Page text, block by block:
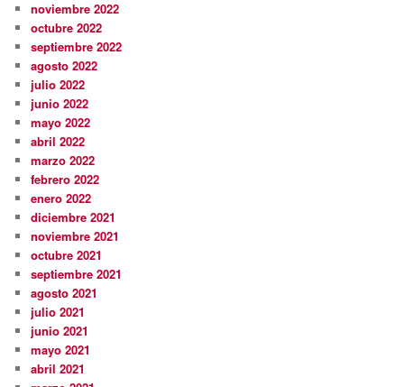
noviembre 2022
octubre 2022
septiembre 2022
agosto 2022
julio 2022
junio 2022
mayo 2022
abril 2022
marzo 2022
febrero 2022
enero 2022
diciembre 2021
noviembre 2021
octubre 2021
septiembre 2021
agosto 2021
julio 2021
junio 2021
mayo 2021
abril 2021